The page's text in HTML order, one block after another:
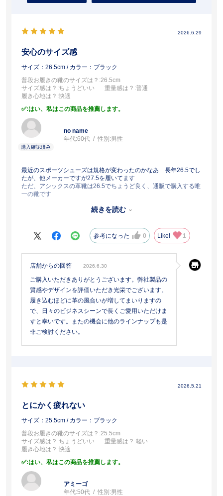
2026.6.29
安心のサイズ感
サイズ：26.5cm / カラー：ブラック
普段お履きの靴のサイズは？ :26.5cm
サイズ感は？ :ちょうどいい 重量感は？ :普通
履き心地は？ :快適
:はい、私はこの商品を推薦します。
no name
年代:60代 性別:男性
最近のスポーツシューズは規格が変わったのかなあ 長年26.5でし
たが、他メーカーですが27.5を履いてます
ただ、アシックスの革靴は26.5でちょうど良く、通販で購入する唯
一の靴です
一瞬合皮かと思いましたが、馴染むと良い感じになりそう
続きを読む
参考になった 0 Like! 1
店舗からの回答 2026.6.30
ご購入いただきありがとうございます。弊社製品の
質感やデザインを評価いただき光栄でございます。
履き込むほどに革の風合いが増してまいりますの
で、日々のビジネスシーンで長くご愛用いただけま
すと幸いです。またの機会に他のラインナップも是
非ご検討ください。
2026.5.21
とにかく疲れない
サイズ：25.5cm / カラー：ブラック
普段お履きの靴のサイズは？ :25.5cm
サイズ感は？ :ちょうどいい 重量感は？ :軽い
履き心地は？ :快適
:はい、私はこの商品を推薦します。
アミーゴ
年代:50代 性別:男性